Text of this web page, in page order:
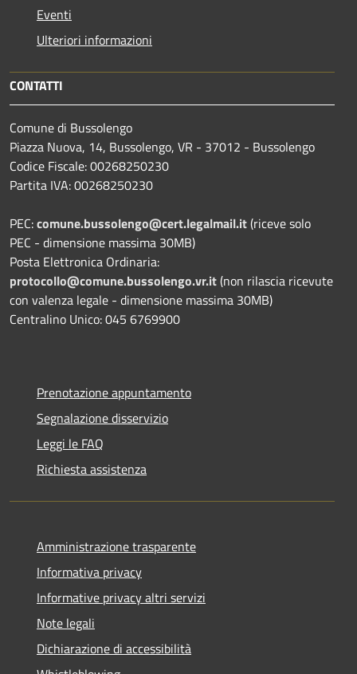
Eventi
Ulteriori informazioni
CONTATTI
Comune di Bussolengo
Piazza Nuova, 14, Bussolengo, VR - 37012 - Bussolengo
Codice Fiscale: 00268250230
Partita IVA: 00268250230
PEC:comune.bussolengo@cert.legalmail.it(riceve solo
PEC - dimensione massima 30MB)
Posta Elettronica Ordinaria:
protocollo@comune.bussolengo.vr.it(non rilascia ricevute
con valenza legale - dimensione massima 30MB)
Centralino Unico: 045 6769900
Prenotazione appuntamento
Segnalazione disservizio
Leggi le FAQ
Richiesta assistenza
Amministrazione trasparente
Informativa privacy
Informative privacy altri servizi
Note legali
Dichiarazione di accessibilità